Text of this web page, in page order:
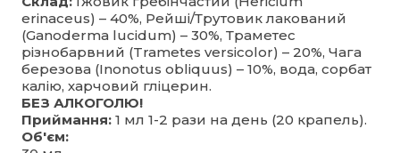
erinaceus) – 40%, Рейші/Трутовик лакований
(Ganoderma lucidum) – 30%, Траметес
різнобарвний (Trametes versicolor) – 20%, Чага
березова (Inonotus obliquus) – 10%, вода, сорбат
калію, харчовий гліцерин.
БЕЗ АЛКОГОЛЮ!
Приймання: 1 мл 1-2 рази на день (20 крапель).
Об'єм: